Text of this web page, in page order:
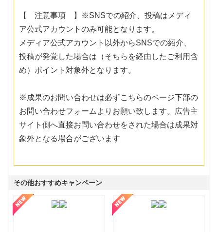
【 注意事項 】※SNSでの紹介、投稿はメディ
ア公式アカウントのみ可能となります。
メディア公式アカウント以外からSNSでの紹介、
投稿が発覚した場合は（そちらを経由したご利用含
め）ポイント対象外となります。
※成果のお問い合わせは必ずこちらのページ下部の
お問い合わせフォームよりお願い致します。広告主
サイト側へ直接お問い合わせをされた場合は成果対
象外となる場合がございます
その他おすすめキャンペーン